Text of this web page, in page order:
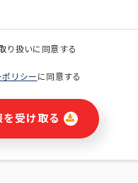
する情報(当社及び第三者のサー
含みますが、それらに限定されま
絡のため
り扱いに同意する
リシー に同意する
受け取る